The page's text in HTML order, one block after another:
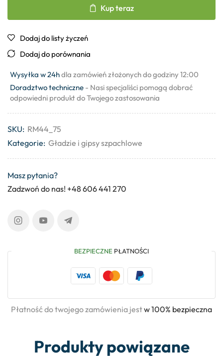
Kup teraz
Dodaj do listy życzeń
Dodaj do porównania
Wysyłka w 24hdla zamówień złożonych do godziny 12:00
Doradztwo techniczne - Nasi specjaliści pomogą dobrać
odpowiedni produkt do Twojego zastosowania
SKU: RM44_75
Kategorie: Gładzie i gipsy szpachlowe
Masz pytania?
Zadzwoń do nas! +48 606 441 270
BEZPIECZNE PŁATNOŚCI
Płatność do twojego zamówienia jestw 100% bezpieczna
Produkty powiązane